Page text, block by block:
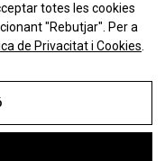
totes les cookies
"Rebutjar". Per a
de Privacitat i Cookies